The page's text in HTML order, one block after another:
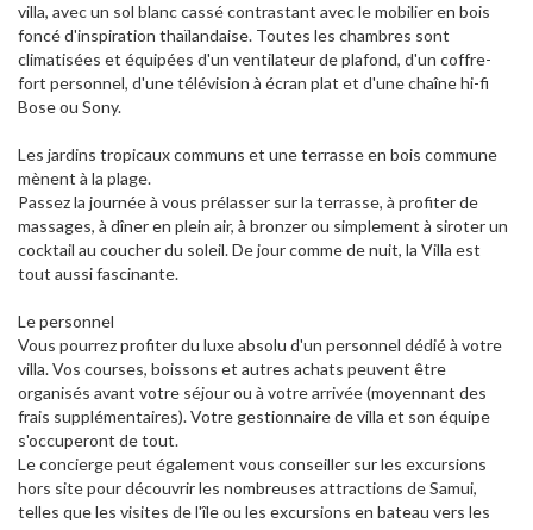
villa, avec un sol blanc cassé contrastant avec le mobilier en bois
foncé d'inspiration thaïlandaise. Toutes les chambres sont
climatisées et équipées d'un ventilateur de plafond, d'un coffre-
fort personnel, d'une télévision à écran plat et d'une chaîne hi-fi
Bose ou Sony.
Les jardins tropicaux communs et une terrasse en bois commune
mènent à la plage.
Passez la journée à vous prélasser sur la terrasse, à profiter de
massages, à dîner en plein air, à bronzer ou simplement à siroter un
cocktail au coucher du soleil. De jour comme de nuit, la Villa est
tout aussi fascinante.
Le personnel
Vous pourrez profiter du luxe absolu d'un personnel dédié à votre
villa. Vos courses, boissons et autres achats peuvent être
organisés avant votre séjour ou à votre arrivée (moyennant des
frais supplémentaires). Votre gestionnaire de villa et son équipe
s'occuperont de tout.
Le concierge peut également vous conseiller sur les excursions
hors site pour découvrir les nombreuses attractions de Samui,
telles que les visites de l'île ou les excursions en bateau vers les